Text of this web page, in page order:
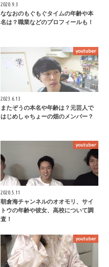
2020.9.3
ななおのもぐもぐタイムの年齢や本
名は？職業などのプロフィールも！
youtuber
2023.6.13
またぞうの本名や年齢は？元芸人で
はじめしゃちょーの畑のメンバー？
youtuber
2020.5.11
朝倉海チャンネルのオオモリ、サイ
トウの年齢や彼女、高校について調
査！
youtuber